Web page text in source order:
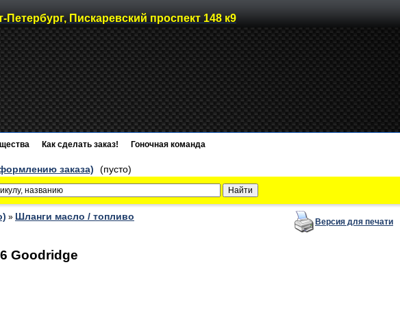
Петербург, Пискаревский проспект 148 к9
Как сделать заказ! Гоночная команда
заказа) (пусто)
» Шланги масло / топливо Версия для печати
Goodridge